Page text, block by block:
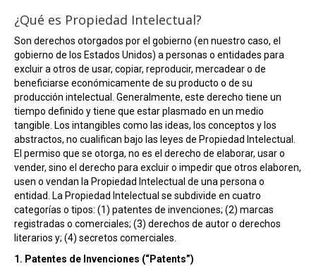
¿Qué es Propiedad Intelectual?
Son derechos otorgados por el gobierno (en nuestro caso, el
gobierno de los Estados Unidos) a personas o entidades para
excluir a otros de usar, copiar, reproducir, mercadear o de
beneficiarse económicamente de su producto o de su
producción intelectual. Generalmente, este derecho tiene un
tiempo definido y tiene que estar plasmado en un medio
tangible. Los intangibles como las ideas, los conceptos y los
abstractos, no cualifican bajo las leyes de Propiedad Intelectual.
El permiso que se otorga, no es el derecho de elaborar, usar o
vender, sino el derecho para excluir o impedir que otros elaboren,
usen o vendan la Propiedad Intelectual de una persona o
entidad. La Propiedad Intelectual se subdivide en cuatro
categorías o tipos: (1) patentes de invenciones; (2) marcas
registradas o comerciales; (3) derechos de autor o derechos
literarios y; (4) secretos comerciales.
1. Patentes de Invenciones (“Patents”)